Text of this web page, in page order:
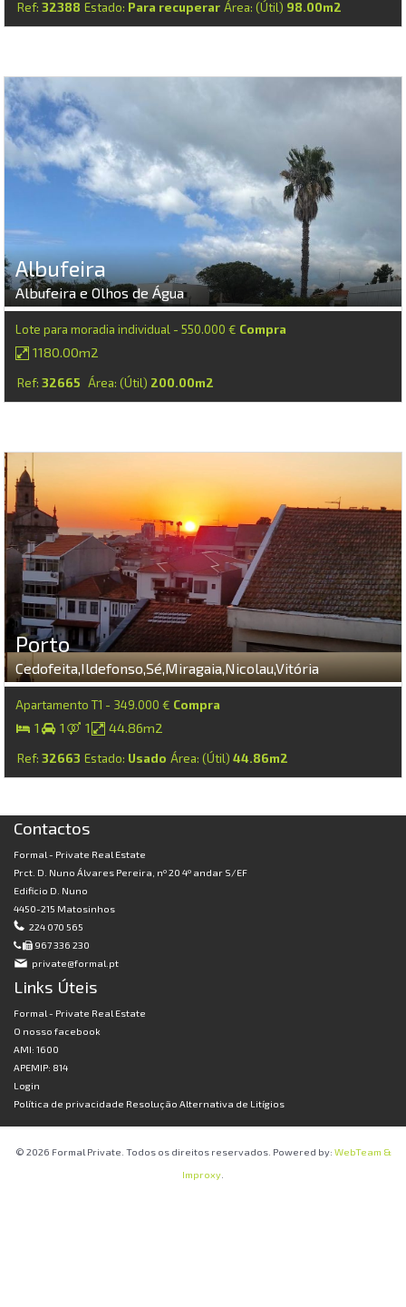
Ref: 32388 Estado: Para recuperar Área: (Útil) 98.00m2
Albufeira
Albufeira e Olhos de Água
Lote para moradia individual - 550.000 € Compra
1180.00m2
Ref: 32665 Área: (Útil) 200.00m2
Porto
Cedofeita,Ildefonso,Sé,Miragaia,Nicolau,Vitória
Apartamento T1 - 349.000 € Compra
1 1 1 44.86m2
Ref: 32663 Estado: Usado Área: (Útil) 44.86m2
Contactos
Formal - Private Real Estate
Prct. D. Nuno Álvares Pereira, nº 20 4º andar S/EF
Edificio D. Nuno
4450-215 Matosinhos
224 070 565
967 336 230
private@formal.pt
Links Úteis
Formal - Private Real Estate
O nosso facebook
AMI: 1600
APEMIP: 814
Login
Política de privacidade Resolução Alternativa de Litígios
© 2026 Formal Private. Todos os direitos reservados. Powered by: WebTeam &
Improxy